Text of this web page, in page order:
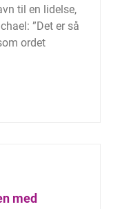
til en lidelse,
”Det er så
ordet
med